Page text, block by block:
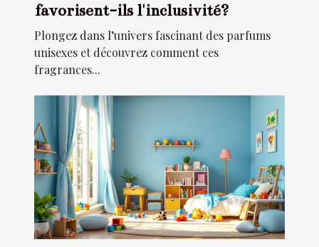
favorisent-ils l'inclusivité?
Plongez dans l’univers fascinant des parfums
unisexes et découvrez comment ces
fragrances...